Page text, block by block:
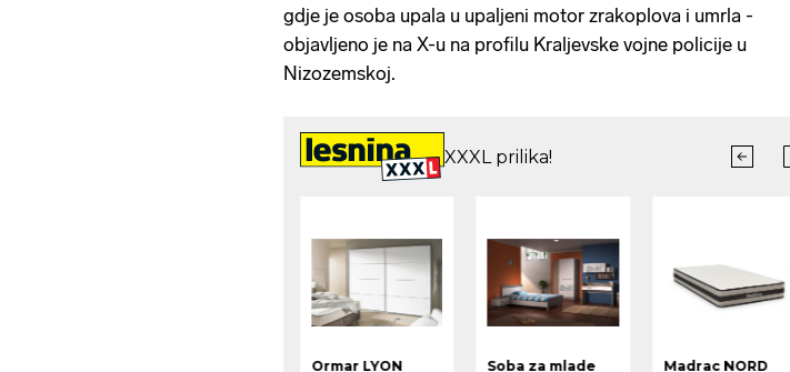
gdje je osoba upala u upaljeni motor zrakoplova i umrla -
objavljeno je na X-u na profilu Kraljevske vojne policije u
Nizozemskoj.